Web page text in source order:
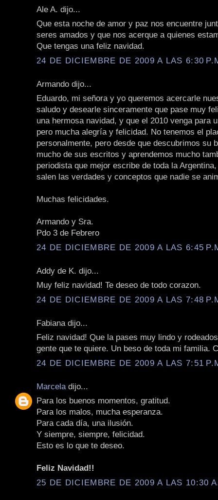
Ale A. dijo...
Que esta noche de amor y paz nos encuentre
seres amados y que nos acerque a quienes
Que tengas una feliz navidad.
24 DE DICIEMBRE DE 2009 A LAS 6:30
Armando dijo...
Eduardo, mi señora y yo queremos acercarle
saludo y desearle sinceramente que pase muy
una hermosa navidad, y que el 2010 venga para
pero mucha alegría y felicidad. No tenemos el
personalmente, pero desde que descubrimos su
mucho de sus escritos y aprendemos mucho
periodista que mejor escribe de toda la
salen las verdades y conceptos que nadie se
Muchas felicidades.
Armando y Sra.
Pdo 3 de Febrero
24 DE DICIEMBRE DE 2009 A LAS 6:45
Addy de K. dijo...
Muy feliz navidad! Te deseo de todo corazon.
24 DE DICIEMBRE DE 2009 A LAS 7:48
Fabiana dijo...
Feliz navidad! Que la pases muy lindo y
gente que te quiere. Un beso de toda mi familia.
24 DE DICIEMBRE DE 2009 A LAS 7:51
Marcela dijo...
Para los buenos momentos, gratitud.
Para los malos, mucha esperanza.
Para cada día, una ilusión.
Y siempre, siempre, felicidad.
Esto es lo que te deseo.
Feliz Navidad!!
25 DE DICIEMBRE DE 2009 A LAS 10:30